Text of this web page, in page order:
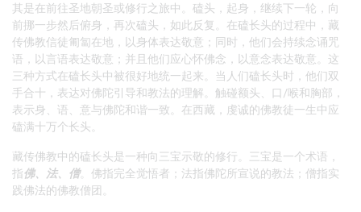
其是在前往圣地朝圣或修行之旅中。磕头，起身，继续下一轮，向
前挪一步然后俯身，再次磕头，如此反复。在磕长头的过程中，藏
传佛教信徒匍匐在地，以身体表达敬意；同时，他们会持续念诵咒
语，以言语表达敬意；并且他们应心怀佛念，以意念表达敬意。这
三种方式在磕长头中被很好地统一起来。当人们磕长头时，他们双
手合十，表达对佛陀引导和教法的理解。触碰额头、口/喉和胸部，
表示身、语、意与佛陀和谐一致。在西藏，虔诚的佛教徒一生中应
磕满十万个长头。
藏传佛教中的磕长头是一种向三宝示敬的修行。三宝是一个术语，
指佛、法、僧。佛指完全觉悟者；法指佛陀所宣说的教法；僧指实
践佛法的佛教僧团。